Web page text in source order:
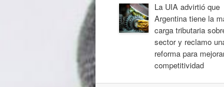
La UIA advirtió que
Argentina tiene la
carga tributaria
sector y reclamo
reforma para
competitividad